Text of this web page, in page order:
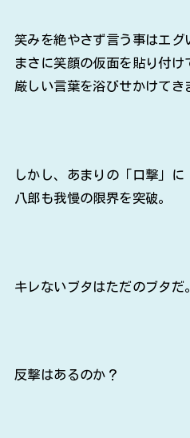
笑みを絶やさず言う事はエグ
まさに笑顔の仮面を貼り付け
厳しい言葉を浴びせかけてき
しかし、あまりの「口撃」に
八郎も我慢の限界を突破。
キレないブタはただのブタだ
反撃はあるのか？